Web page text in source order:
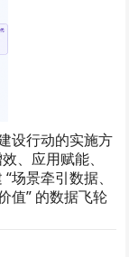
设行动的实施方
、应用赋能、
场景牵引数据、
值” 的数据飞轮